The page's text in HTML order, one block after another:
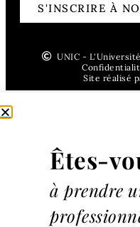
S'INSCRIRE À
UNIC -
Site réalisé
Êtes-
à prendre